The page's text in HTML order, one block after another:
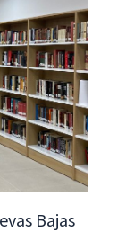
Bajas